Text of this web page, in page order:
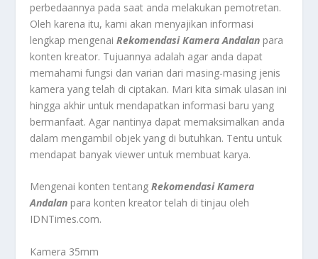
perbedaannya pada saat anda melakukan pemotretan.
Oleh karena itu, kami akan menyajikan informasi
lengkap mengenaiRekomendasi Kamera Andalan para
konten kreator. Tujuannya adalah agar anda dapat
memahami fungsi dan varian dari masing-masing jenis
kamera yang telah di ciptakan. Mari kita simak ulasan ini
hingga akhir untuk mendapatkan informasi baru yang
bermanfaat. Agar nantinya dapat memaksimalkan anda
dalam mengambil objek yang di butuhkan. Tentu untuk
mendapat banyak viewer untuk membuat karya.
Mengenai konten tentangRekomendasi Kamera
Andalan para konten kreator telah di tinjau oleh
IDNTimes.com.
Kamera 35mm